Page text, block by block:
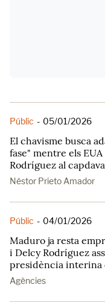
Públic - 05/01/2026
El chavisme busca
fase" mentre els
Rodríguez al
Néstor Prieto Amador
Públic - 04/01/2026
Maduro ja resta
i Delcy Rodríguez
presidència interina
Agències